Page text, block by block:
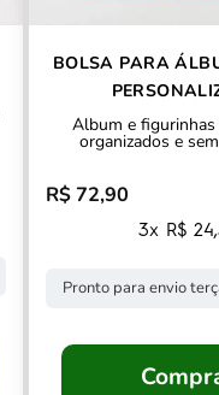
BOLSA PARA
Álbum e
organizados e
Preço promocional
R$ 72,90
3x R$
Pronto para envio